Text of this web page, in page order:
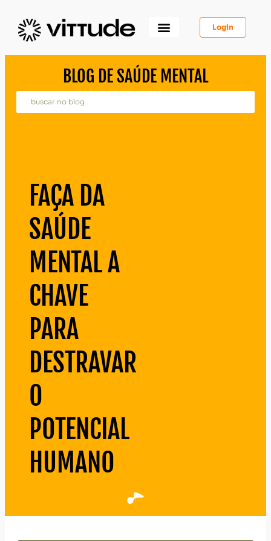
Login
BLOG DE SAÚDE MENTAL
FAÇA DA
SAÚDE
MENTAL A
CHAVE
PARA
DESTRAVAR
O
POTENCIAL
HUMANO